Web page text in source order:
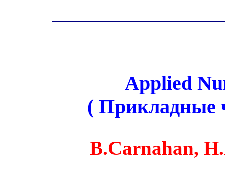
Applied
( Прикладные
B.Carnahan,